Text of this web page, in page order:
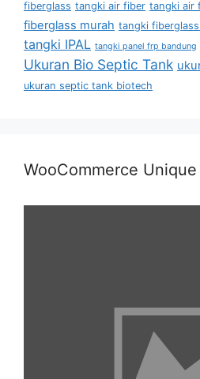
fiberglass tangki air fiber tangki air
fiberglass murah tangki
tangki IPAL tangki panel frp bandung
Ukuran Bio Septic Tank
ukuran septic tank biotech
WooCommerce